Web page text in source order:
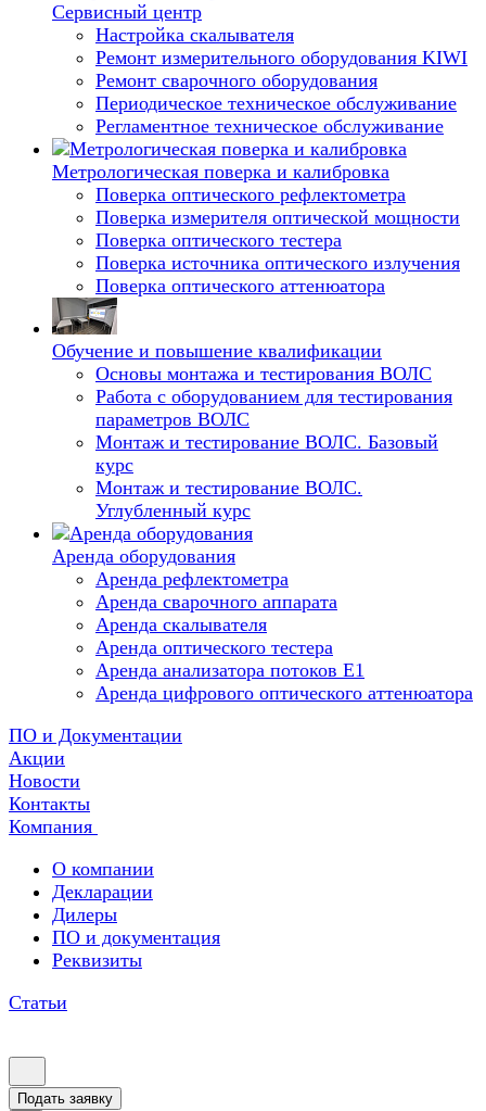
Сервисный центр
Настройка скалывателя
Ремонт измерительного оборудования KIWI
Ремонт сварочного оборудования
Периодическое техническое обслуживание
Регламентное техническое обслуживание
Метрологическая поверка и калибровка
Поверка оптического рефлектометра
Поверка измерителя оптической мощности
Поверка оптического тестера
Поверка источника оптического излучения
Поверка оптического аттенюатора
Обучение и повышение квалификации
Основы монтажа и тестирования ВОЛС
Работа с оборудованием для тестирования
параметров ВОЛС
Монтаж и тестирование ВОЛС. Базовый
курс
Монтаж и тестирование ВОЛС.
Углубленный курс
Аренда оборудования
Аренда рефлектометра
Аренда сварочного аппарата
Аренда скалывателя
Аренда оптического тестера
Аренда анализатора потоков Е1
Аренда цифрового оптического аттенюатора
ПО и Документации
Акции
Новости
Контакты
Компания
О компании
Декларации
Дилеры
ПО и документация
Реквизиты
Статьи
Подать заявку